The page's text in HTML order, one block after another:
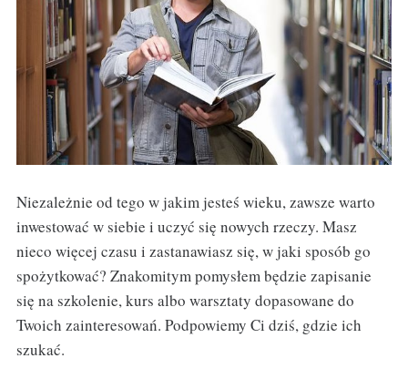
Niezależnie od tego w jakim jesteś wieku, zawsze warto
inwestować w siebie i uczyć się nowych rzeczy. Masz
nieco więcej czasu i zastanawiasz się, w jaki sposób go
spożytkować? Znakomitym pomysłem będzie zapisanie
się na szkolenie, kurs albo warsztaty dopasowane do
Twoich zainteresowań. Podpowiemy Ci dziś, gdzie ich
szukać.